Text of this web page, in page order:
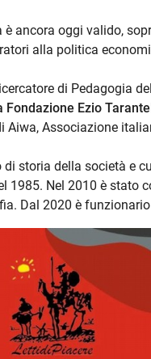
ancora oggi valido,
alla politica
di Pedagogia
Fondazione Ezio
Aiwa, Associazione
di storia della società e
1985. Nel 2010 è stato
Dal 2020 è